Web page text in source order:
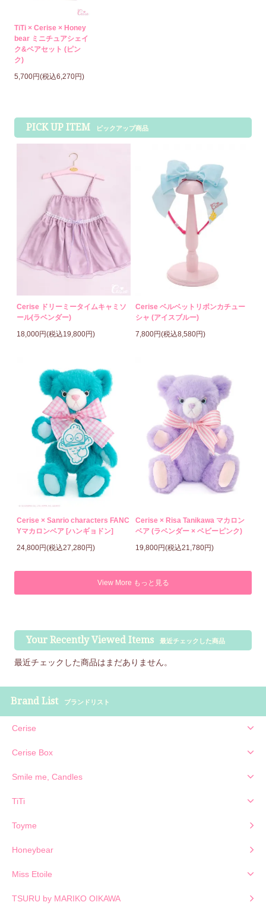
TiTi × Cerise × Honey
bear ミニチュアシェイ
ク&ベアセット (ピン
ク)
5,700円(税込6,270円)
PICK UP ITEM ピックアップ商品
Cerise ドリーミータイムキャミソ
ール(ラベンダー)
18,000円(税込19,800円)
Cerise ベルベットリボンカチュー
シャ (アイスブルー)
7,800円(税込8,580円)
Cerise × Sanrio characters FANC
Yマカロンベア [ハンギョドン]
24,800円(税込27,280円)
Cerise × Risa Tanikawa マカロン
ベア (ラベンダー × ベビーピンク)
19,800円(税込21,780円)
View More もっと見る
Your Recently Viewed Items 最近チェックした商品
最近チェックした商品はまだありません。
Brand List ブランドリスト
Cerise
Cerise Box
Smile me, Candles
TiTi
Toyme
Honeybear
Miss Etoile
TSURU by MARIKO OIKAWA